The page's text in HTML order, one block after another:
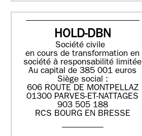
HOLD-DBN
Société civile
en cours de transformation en
société à responsabilité limitée
Au capital de 385 001 euros
Siège social :
606 ROUTE DE MONTPELLAZ
01300 PARVES-ET-NATTAGES
903 505 188
RCS BOURG EN BRESSE